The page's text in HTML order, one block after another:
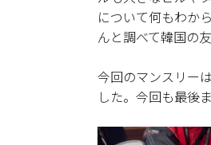
について何もわか
んと調べて韓国の
今回のマンスリー
した。今回も最後